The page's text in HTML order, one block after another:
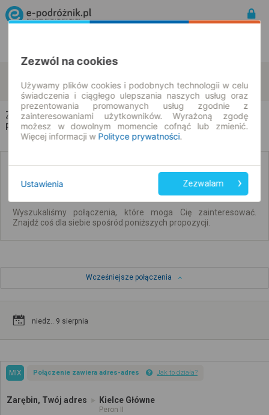
08.08.2026 | -- : --
zmień kryteria
Zarębin → Kielce
Rozkład jazdy i bilety
Brak połączeń spełniających Twoje kryteria.
Wyszukaliśmy połączenia, które moga Cię zainteresować.
Znajdź coś dla siebie spośród poniższych propozycji.
Wcześniejsze połączenia
niedz.. 9 sierpnia
MIX Połączenie zawiera adres-adres Jak to działa?
Zarębin, Twój adres Kielce Główne
Peron II
Zezwól na cookies
Używamy plików cookies i podobnych technologii w celu
świadczenia i ciągłego ulepszania naszych usług oraz
prezentowania promowanych usług zgodnie z
zainteresowaniami użytkowników. Wyrażoną zgodę
możesz w dowolnym momencie cofnąć lub zmienić.
Więcej informacji w Polityce prywatności.
Ustawienia Zezwalam